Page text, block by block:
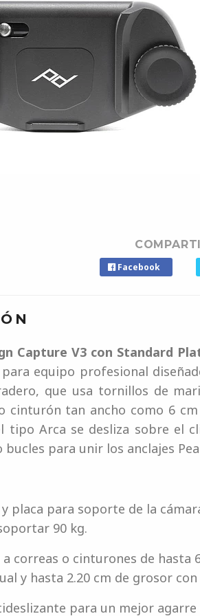
Facebook
Capture V3 con Standard
equipo profesional
que usa tornillos de
cinturón tan ancho como 6
tipo Arca se desliza sobre el
para unir los anclajes
placa para soporte de la
90 kg.
a correas o cinturones de
y hasta 2.20 cm de grosor
para un mejor